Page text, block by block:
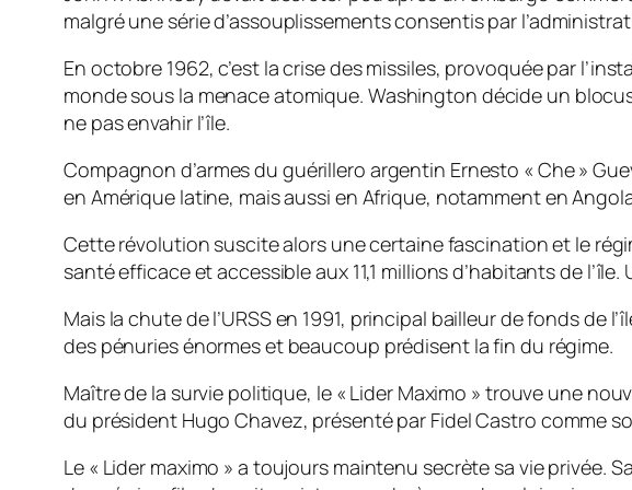
malgré une série d’assouplissements consentis par
En octobre 1962, c’est la crise des missiles, provoquée par
monde sous la menace atomique. Washington décide un
ne pas envahir l’île.
Compagnon d’armes du guérillero argentin Ernesto « Che »
en Amérique latine, mais aussi en Afrique, notamment en
Cette révolution suscite alors une certaine fascination et le
santé efficace et accessible aux 11,1 millions d’habitants de
Mais la chute de l’URSS en 1991, principal bailleur de fonds
des pénuries énormes et beaucoup prédisent la fin du régime.
Maître de la survie politique, le « Lider Maximo » trouve une
du président Hugo Chavez, présenté par Fidel Castro comme
Le « Lider maximo » a toujours maintenu secrète sa vie privée.